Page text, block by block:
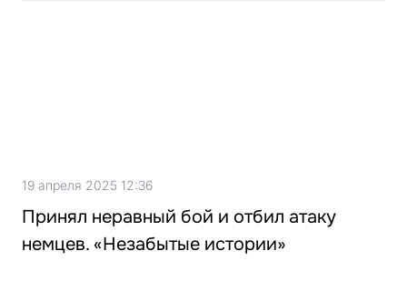
19 апреля 2025 12:36
Принял неравный бой и отбил атаку
немцев. «Незабытые истории»